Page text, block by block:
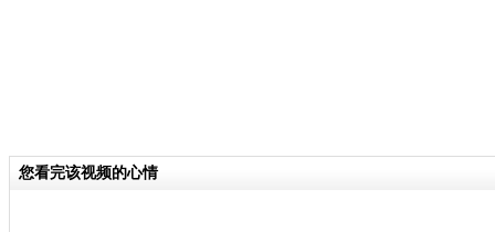
您看完该视频的心情